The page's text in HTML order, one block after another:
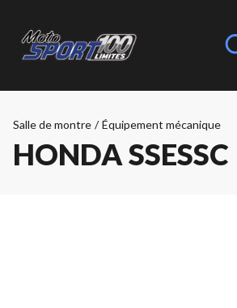
Salle de montre / Équipement mécanique
HONDA SSESSC